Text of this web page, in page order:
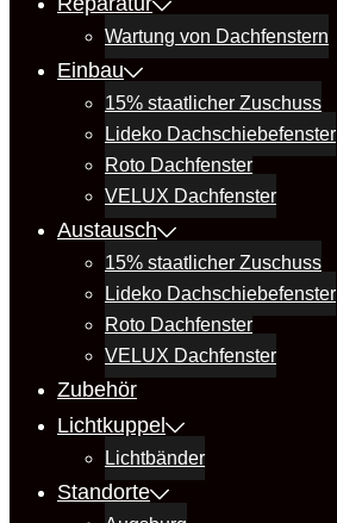
Wartung von Dachfenstern
Einbau
15% staatlicher Zuschuss
Lideko Dachschiebefenster
Roto Dachfenster
VELUX Dachfenster
Austausch
15% staatlicher Zuschuss
Lideko Dachschiebefenster
Roto Dachfenster
VELUX Dachfenster
Zubehör
Lichtkuppel
Lichtbänder
Standorte